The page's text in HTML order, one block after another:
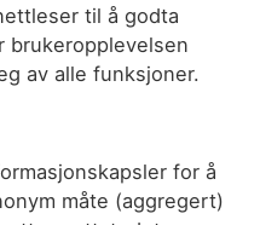
til å godta
brukeropplevelsen
av alle funksjoner.
for å
måte (aggregert)